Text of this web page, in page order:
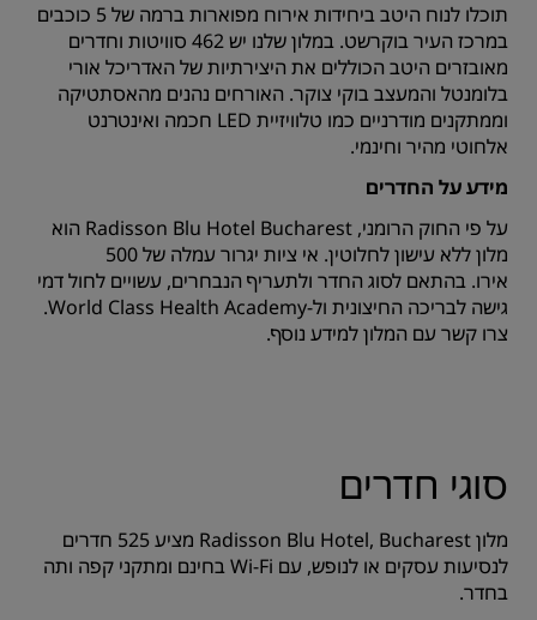
תוכלו לנוח היטב ביחידות אירוח מפוארות ברמה של 5 כוכבים
במרכז העיר בוקרשט. במלון שלנו יש 462 סוויטות וחדרים
מאובזרים היטב הכוללים את היצירתיות של האדריכל אורי
בלומנטל והמעצב בוקי צוקר. האורחים נהנים מהאסתטיקה
וממתקנים מודרניים כמו טלוויזיית LED חכמה ואינטרנט
אלחוטי מהיר וחינמי.
מידע על החדרים
על פי החוק הרומני, Radisson Blu Hotel Bucharest הוא
מלון ללא עישון לחלוטין. אי ציות יגרור עמלה של 500
אירו. בהתאם לסוג החדר ולתעריף הנבחרים, עשויים לחול דמי
גישה לבריכה החיצונית ול-World Class Health Academy.
צרו קשר עם המלוןלמידע נוסף.
סוגי חדרים
מלון Radisson Blu Hotel, Bucharest מציע 525 חדרים
לנסיעות עסקים או לנופש, עם Wi-Fi בחינם ומתקני קפה ותה
בחדר.